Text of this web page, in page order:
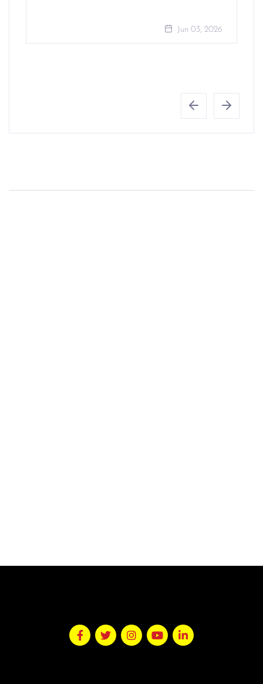
Jun 03, 2026